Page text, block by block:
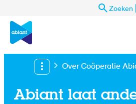
Zoeken
Over Coöperatie
Abiant laat